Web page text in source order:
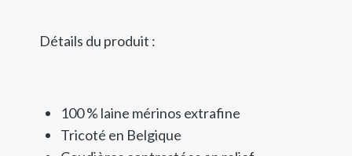
Détails du produit :
100 % laine mérinos extrafine
Tricoté en Belgique